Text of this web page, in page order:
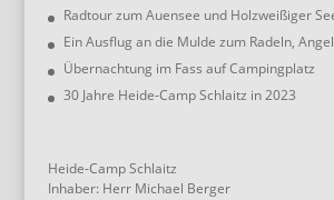
Radtour zum Auensee und Holzweißiger
Ein Ausflug an die Mulde zum Radeln,
Übernachtung im Fass auf Campingplatz
30 Jahre Heide-Camp Schlaitz in 2023
Heide-Camp Schlaitz
Inhaber: Herr Michael Berger